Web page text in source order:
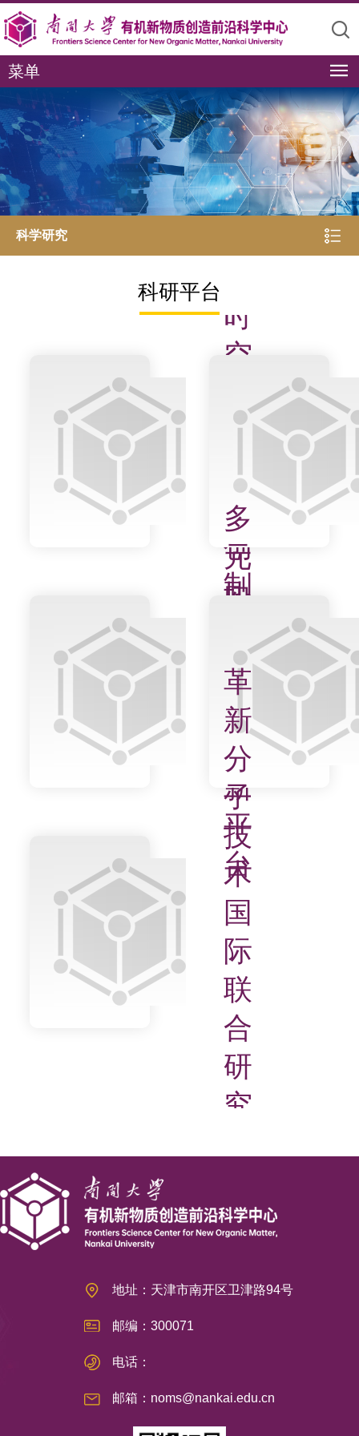
菜单
科学研究
科研平台
时
空
度
物
质
创
制
台
多
元
协
交
叉
创
新
平
台
革
新
分
子
技
术
国
际
联
合
研
究
地址：天津市南开区卫津路94号
邮编：300071
电话：
邮箱：noms@nankai.edu.cn